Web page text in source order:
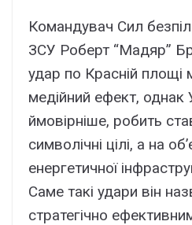
Командувач Сил
ЗСУ Роберт “Мадяр”
удар по Красній площі
медійний ефект, однак
ймовірніше, робить
символічні цілі, а на
енергетичної
Саме такі удари він
стратегічно